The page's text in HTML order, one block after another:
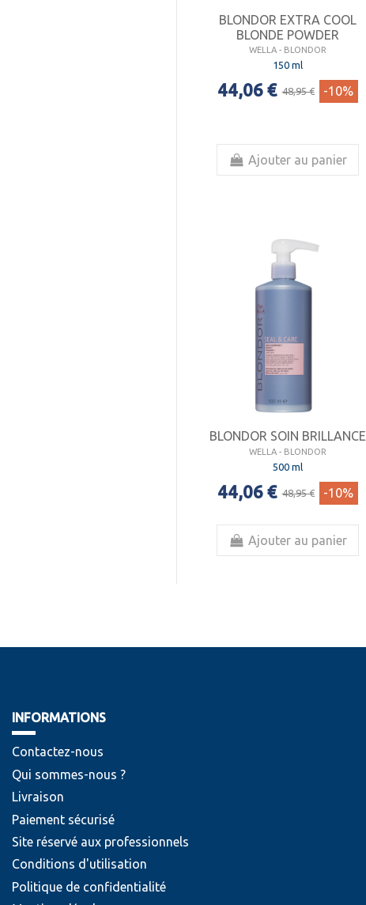
BLONDOR EXTRA COOL
BLONDE POWDER
WELLA - BLONDOR
150 ml
44,06 € 48,95 € -10%
Ajouter au panier
BLONDOR SOIN BRILLANCE
WELLA - BLONDOR
500 ml
44,06 € 48,95 € -10%
Ajouter au panier
INFORMATIONS
Contactez-nous
Qui sommes-nous ?
Livraison
Paiement sécurisé
Site réservé aux professionnels
Conditions d'utilisation
Politique de confidentialité